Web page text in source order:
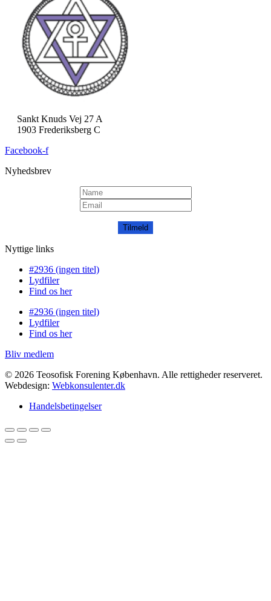
Sankt Knuds Vej 27 A
1903 Frederiksberg C
Facebook-f
Nyhedsbrev
Tilmeld
Nyttige links
#2936 (ingen titel)
Lydfiler
Find os her
#2936 (ingen titel)
Lydfiler
Find os her
Bliv medlem
© 2026 Teosofisk Forening København. Alle rettigheder reserveret.
Webdesign: Webkonsulenter.dk
Handelsbetingelser